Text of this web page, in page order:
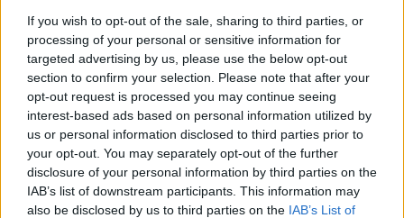
If you wish to opt-out of the sale, sharing to third parties, or
processing of your personal or sensitive information for
targeted advertising by us, please use the below opt-out
section to confirm your selection. Please note that after your
opt-out request is processed you may continue seeing
interest-based ads based on personal information utilized by
us or personal information disclosed to third parties prior to
your opt-out. You may separately opt-out of the further
disclosure of your personal information by third parties on the
IAB’s list of downstream participants. This information may
also be disclosed by us to third parties on the IAB’s List of
Conference Agendas
Faliro Sports Pavilion — Main Stage
Moderators
Dimitris Mallas
Journalist CNN Greece
Dimitris Theofanous
Managing Director, eTURN